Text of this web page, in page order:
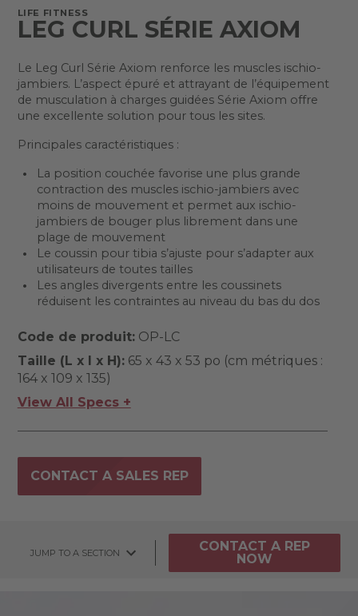
LIFE FITNESS
LEG CURL SÉRIE AXIOM
Le Leg Curl Série Axiom renforce les muscles ischio-
jambiers. L’aspect épuré et attrayant de l’équipement
de musculation à charges guidées Série Axiom offre
une excellente solution pour tous les sites.
Principales caractéristiques :
La position couchée favorise une plus grande
contraction des muscles ischio-jambiers avec
moins de mouvement et permet aux ischio-
jambiers de bouger plus librement dans une
plage de mouvement
Le coussin pour tibia s’ajuste pour s’adapter aux
utilisateurs de toutes tailles
Les angles divergents entre les coussinets
réduisent les contraintes au niveau du bas du dos
Code de produit:OP-LC
Taille (L x l x H):65 x 43 x 53 po (cm métriques :
164 x 109 x 135)
View All Specs +
CONTACT A SALES REP
JUMP TO A SECTION
CONTACT A REP
NOW